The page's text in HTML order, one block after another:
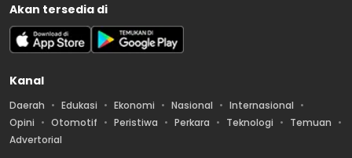
Akan tersedia di
Kanal
Daerah Edukasi Ekonomi Nasional
Internasional
Opini
Otomotif Peristiwa Perkara Teknologi
Temuan
Advertorial